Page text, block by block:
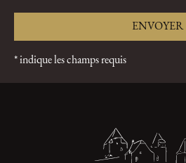
* indique les champs requis